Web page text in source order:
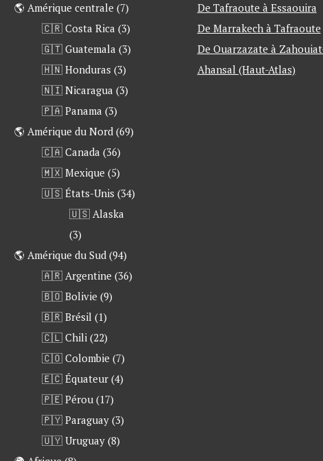
🌎 Amérique centrale (7)
🇨🇷 Costa Rica (3)
🇬🇹 Guatemala (3)
🇭🇳 Honduras (3)
🇳🇮 Nicaragua (3)
🇵🇦 Panama (3)
🌎 Amérique du Nord(69)
🇨🇦 Canada (36)
🇲🇽 Mexique (5)
🇺🇸 États-Unis (34)
🇺🇸 Alaska
(3)
🌎 Amérique du Sud(94)
🇦🇷 Argentine (36)
🇧🇴 Bolivie (9)
🇧🇷 Brésil (1)
🇨🇱 Chili(22)
🇨🇴 Colombie (7)
🇪🇨 Équateur(4)
🇵🇪 Pérou(17)
🇵🇾 Paraguay(3)
🇺🇾 Uruguay(8)
De Tafraoute à Essaouira
De Marrakech à Tafraoute
De Ouarzazate à
Ahansal (Haut-Atlas)